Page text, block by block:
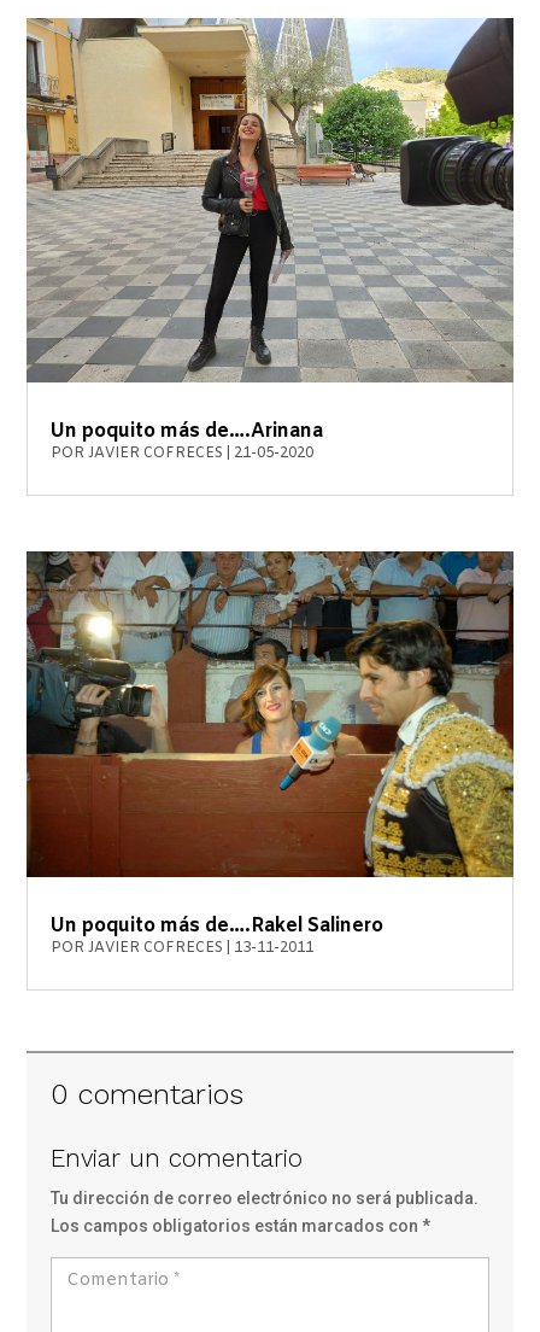
Un poquito más de….Arinana
PORJAVIER COFRECES 21-05-2020
Un poquito más de….Rakel Salinero
PORJAVIER COFRECES 13-11-2011
0 comentarios
Enviar un comentario
Tu dirección de correo electrónico no será publicada.
Los campos obligatorios están marcados con*